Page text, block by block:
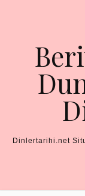
Dinlertarihi.net